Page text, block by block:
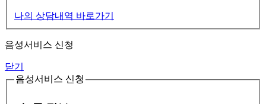
나의 상담내역 바로가기
음성서비스 신청
닫기
음성서비스 신청